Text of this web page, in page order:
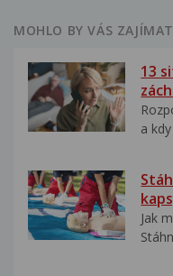
MOHLO BY VÁS ZAJÍMAT
13
a
Jak